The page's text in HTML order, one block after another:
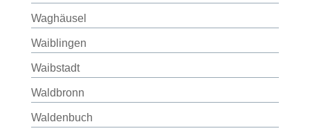
Waghäusel
Waiblingen
Waibstadt
Waldbronn
Waldenbuch